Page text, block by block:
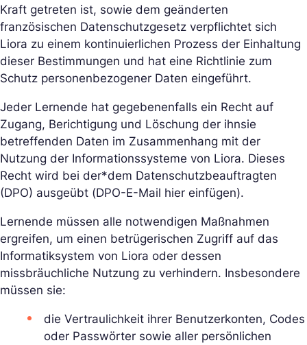
Kraft getreten ist, sowie dem geänderten
französischen Datenschutzgesetz verpflichtet sich
Liora zu einem kontinuierlichen Prozess der Einhaltung
dieser Bestimmungen und hat eine Richtlinie zum
Schutz personenbezogener Daten eingeführt.
Jeder Lernende hat gegebenenfalls ein Recht auf
Zugang, Berichtigung und Löschung der ihnsie
betreffenden Daten im Zusammenhang mit der
Nutzung der Informationssysteme von Liora. Dieses
Recht wird bei der*dem Datenschutzbeauftragten
(DPO) ausgeübt (DPO-E-Mail hier einfügen).
Lernende müssen alle notwendigen Maßnahmen
ergreifen, um einen betrügerischen Zugriff auf das
Informatiksystem von Liora oder dessen
missbräuchliche Nutzung zu verhindern. Insbesondere
müssen sie:
die Vertraulichkeit ihrer Benutzerkonten, Codes
oder Passwörter sowie aller persönlichen